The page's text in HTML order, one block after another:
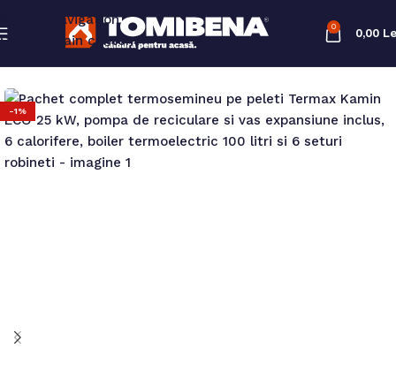
Skip to navigation
Skip to main content
0
0,00
-1%